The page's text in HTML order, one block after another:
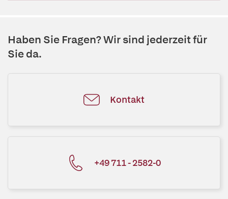
Haben Sie Fragen? Wir sind jederzeit für
Sie da.
Kontakt
+49 711 - 2582-0